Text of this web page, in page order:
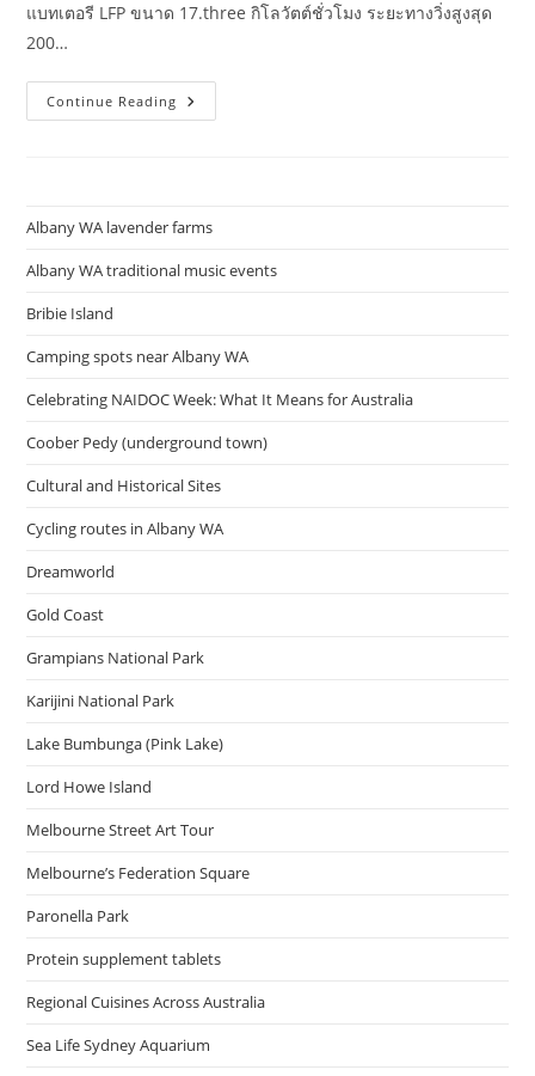
แบทเตอรี LFP ขนาด 17.three กิโลวัตต์ชั่วโมง ระยะทางวิ่งสูงสุด
200…
Continue Reading รวม
10
เกิน
1
บาท
ไหน
บ้าง?
Albany WA lavender farms
Albany WA traditional music events
Bribie Island
Camping spots near Albany WA
Celebrating NAIDOC Week: What It Means for Australia
Coober Pedy (underground town)
Cultural and Historical Sites
Cycling routes in Albany WA
Dreamworld
Gold Coast
Grampians National Park
Karijini National Park
Lake Bumbunga (Pink Lake)
Lord Howe Island
Melbourne Street Art Tour
Melbourne’s Federation Square
Paronella Park
Protein supplement tablets
Regional Cuisines Across Australia
Sea Life Sydney Aquarium